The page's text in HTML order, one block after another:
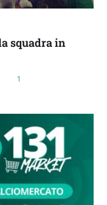
squadra in
1